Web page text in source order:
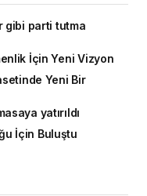
gibi parti tutma
İçin Yeni Vizyon
Yeni Bir
yatırıldı
İçin Buluştu